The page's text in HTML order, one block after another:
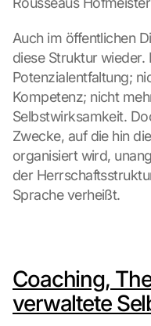
Auch im öffentlichen
diese Struktur wieder.
Potenzialentfaltung;
Kompetenz; nicht
Selbstwirksamkeit.
Zwecke, auf die hin
organisiert wird,
der
Sprache verheißt.
Coaching,
verwaltete